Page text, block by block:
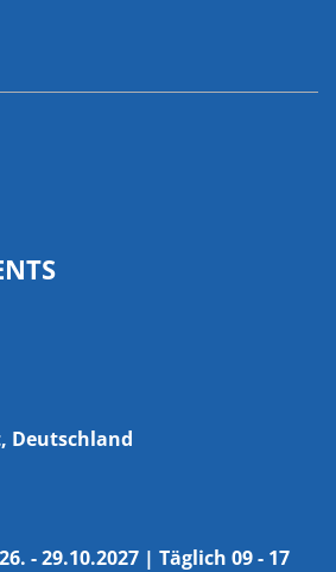
Deutschland
26. - 29.10.2027 | Täglich 09 - 17